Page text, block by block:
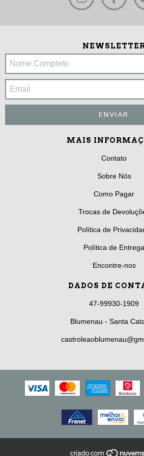
MAIS
Contato
Sobre Nós
Como Pagar
Trocas de
Política de
Política de Entrega
Encontre-nos
DADOS DE
47-99930-1909
Blumenau - Santa